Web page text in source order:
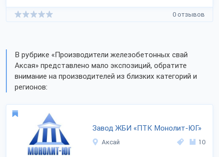
0 отзывов
В рубрике «Производители железобетонных свай
Аксая» представлено мало экспозиций, обратите
внимание на производителей из близких категорий и
регионов:
Завод ЖБИ «ПТК Монолит-ЮГ»
Аксай 10